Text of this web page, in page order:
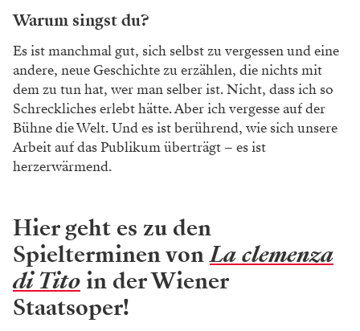
Warum singst du?
Es ist manchmal gut, sich selbst zu vergessenund eine
andere, neue Geschichte zu erzählen, die nichts mit
dem zu tun hat, wer man selberist. Nicht, dass ich so
Schreckliches erlebt hätte.Aber ich vergesse auf der
Bühne die Welt. Undes ist berührend, wie sich unsere
Arbeit auf dasPublikum überträgt – es ist
herzerwärmend.
Hier geht es zu den
Spielterminen vonLa clemenza
di Tito in der Wiener
Staatsoper!